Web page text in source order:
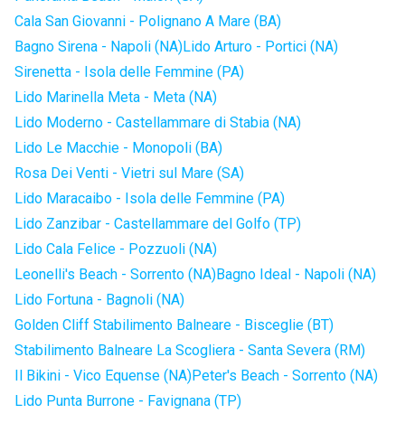
Cala San Giovanni - Polignano A Mare (BA)
Bagno Sirena - Napoli (NA)Lido Arturo - Portici (NA)
Sirenetta - Isola delle Femmine (PA)
Lido Marinella Meta - Meta (NA)
Lido Moderno - Castellammare di Stabia (NA)
Lido Le Macchie - Monopoli (BA)
Rosa Dei Venti - Vietri sul Mare (SA)
Lido Maracaibo - Isola delle Femmine (PA)
Lido Zanzibar - Castellammare del Golfo (TP)
Lido Cala Felice - Pozzuoli (NA)
Leonelli's Beach - Sorrento (NA)Bagno Ideal - Napoli (NA)
Lido Fortuna - Bagnoli (NA)
Golden Cliff Stabilimento Balneare - Bisceglie (BT)
Stabilimento Balneare La Scogliera - Santa Severa (RM)
Il Bikini - Vico Equense (NA)Peter's Beach - Sorrento (NA)
Lido Punta Burrone - Favignana (TP)